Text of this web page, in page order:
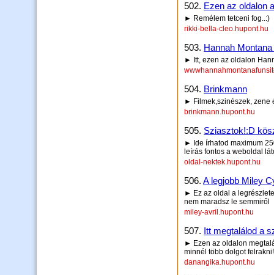
502. Ezen az oldalon
► Remélem tetceni fog..:)
rikki-bella-cleo.hupont.hu
503. Hannah
► Itt, ezen az oldalon
504. Brinkmann
► Filmek,szinészek, zene
brinkmann.hupont.hu
505. Sziasztok!:D
► Ide írhatod maximum
leírás fontos a weboldal
oldal-nektek.hupont.hu
506. A legjobb Miley
► Ez az oldal a
nem maradsz le semmiről
miley-avril.hupont.hu
507. Itt megtalálod a
► Ezen az oldalon
minnél több dolgot
danangika.hupont.hu